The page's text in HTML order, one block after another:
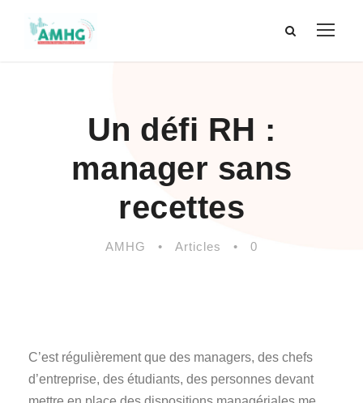
Un défi RH :
manager sans
recettes
AMHG • Articles • 0
C’est régulièrement que des managers, des chefs
d’entreprise, des étudiants, des personnes devant